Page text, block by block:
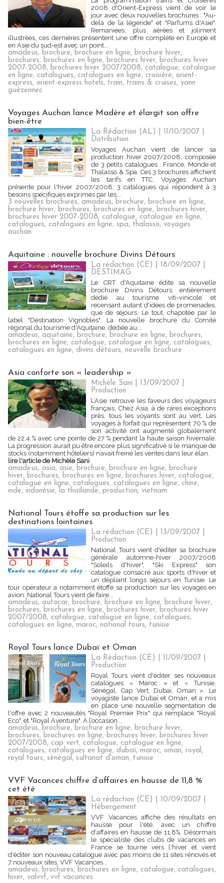
2008 d'Orient-Express vient de voir le
jour avec deux nouvelles brochures : "Au-
delà de la légende" et "Parfums d'Asie".
Remaniées, plus aérées et joliment
illustrées, ces dernières présentent une offre complète en Europe et
en Asie du sud-est avec un point...
amadeus, brochure, brochure en ligne, brochure hiver,
brochures, brochures en ligne, brochures hiver, brochures hiver
2007-2008, brochures hiver 2007/2008, catalogue, catalogue
en ligne, catalogues, catalogues en ligne, croisière, orient-
express, orient-express hotels, train, trains & cruises, yann
guézennec
Voyages Auchan lance Madère et élargit son offre
bien-être
La Rédaction (AL) | 11/10/2007
Distribution
Voyages Auchan vient de lancer sa
production hiver 2007/2008, composée
de 3 petits catalogues : France, Monde et
Thalasso & Spa. Ces 3 brochures affichent
les tarifs en TTC. Voyages Auchan
présente pour l'hiver 2007/2008, 3 catalogues qui répondent à 3
besoins spécifiques exprimés par les...
3 nouvelles brochures, amadeus, brochure, brochure en ligne,
brochure hiver, brochures, brochures en ligne, brochures hiver,
brochures hiver 2007-2008, catalogue, catalogue en ligne,
catalogues, catalogues en ligne, spa, thalasso, voyages
auchan
Aquitaine : nouvelle brochure Divins Détours
La rédaction (CE) | 18/09/2007
DESTIMAG
Le CRT d'Aquitaine édite sa nouvelle
brochure Divins Détours, entièrement
dédié au tourisme viti-vinicole et
recensant autant d'idées de promenades,
que de séjours. Le tout, chapotée par le
label "Destination Vignobles". La nouvelle brochure du Comité
régional du tourisme d'Aquitaine, dédiée au...
amadeus, aquitaine, brochure, brochure en ligne, brochures,
brochures en ligne, catalogue, catalogue en ligne, catalogues,
catalogues en ligne, divins détours, nouvelle brochure
Asia conforte son « leadership »
Michèle Sani | 13/09/2007
Production
L’Asie retrouve les faveurs des voyageurs
français. Chez Asia, à de rares exceptions
près, tous les voyants sont au vert. Les
voyages à forfait qui représentent 70 % de
son activité ont augmenté globalement
de 22,4 % avec une pointe de 27 % pendant la haute saison hivernale.
La progression aurait pu être encore plus significative si le manque de
stocks (notamment hôteliers) n’avait freiné les ventes dans leur élan.
lire l'article de Michèle Sani
amadeus, asia, asie, brochure, brochure en ligne, brochure
hiver, brochures, brochures en ligne, brochures hiver, catalogue,
catalogue en ligne, catalogues, catalogues en ligne, chine,
inde, indonésie, la thaïlande, production, vietnam
National Tours étoffe sa production sur les
destinations lointaines
La rédaction (CE) | 13/09/2007
Production
National Tours vient d'éditer sa brochure
générale automne-hiver 2007/2008
"Soleils d'hiver", "Ski Express" son
catalogue consacré aux sports d'hiver et
un dépliant longs séjours en Tunisie. Le
tour opérateur a notamment étoffé sa production sur les voyages en
avion. National Tours vient de faire...
amadeus, autocar, brochure, brochure en ligne, brochure hiver,
brochures, brochures en ligne, brochures hiver, brochures hiver
2007/2008, catalogue, catalogue en ligne, catalogues,
catalogues en ligne, maroc, national tours, tunisie
Royal Tours lance Dubaï et Oman
La Rédaction (CE) | 11/09/2007
Production
Royal Tours vient d'éditer ses nouveaux
catalogues « Maroc » et « Tunisie,
Sénégal, Cap Vert, Dubaï, Oman ». Le
voyagiste lance Dubaï et Oman, et a mis
en place une nouvelle segmentation de
l'offre avec 2 nouveautés "Royal Premier Prix" qui remplace "Royal
Eco", et "Royal Aventure". À l’occasion...
amadeus, brochure, brochure en ligne, brochure hiver,
brochures, brochures en ligne, brochures hiver, brochures hiver
2007/2008, cap vert, catalogue, catalogue en ligne,
catalogues, catalogues en ligne, dubaï, maroc, oman, royal,
royal tours, sénégal, sultanat d'oman, tunisie
VVF Vacances chiffre d’affaires en hausse de 11,8 %
cet été
La rédaction (CE) | 10/09/2007
Hébergement
VVF Vacances affiche des résultats en
hausse pour l'été, avec un chiffre
d'affaires en hausse de 11,8%. Désormais
le spécialiste des clubs de vacances en
France se tourne vers l'hiver et vient
d'éditer son nouveau catalogue avec pas moins de 11 sites rénovés et
7 nouveaux sites. VVF Vacances...
amadeus, brochures, brochures en ligne, catalogue, catalogues,
hiver, valvvf, vvf vacances